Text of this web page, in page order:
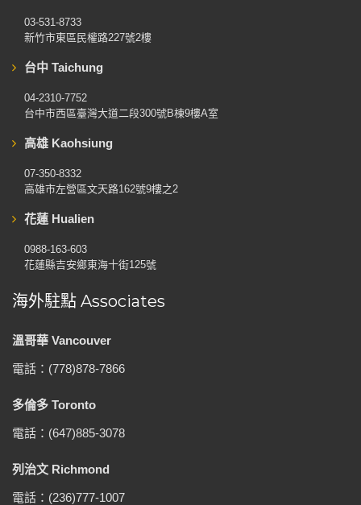
03-531-8733
新竹市東區民權路227號2樓
台中 Taichung
04-2310-7752
台中市西區臺灣大道二段300號B棟9樓A室
高雄 Kaohsiung
07-350-8332
高雄市左營區文天路162號9樓之2
花蓮 Hualien
0988-163-603
花蓮縣吉安鄉東海十街125號
海外駐點 Associates
溫哥華 Vancouver
電話：(778)878-7866
多倫多 Toronto
電話：(647)885-3078
列治文 Richmond
電話：(236)777-1007